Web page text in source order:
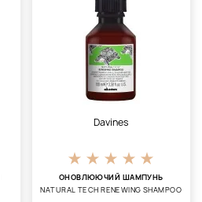
Davines
ОНОВЛЮЮЧИЙ ШАМПУНЬ
NATURAL TECH RENEWING SHAMPOO